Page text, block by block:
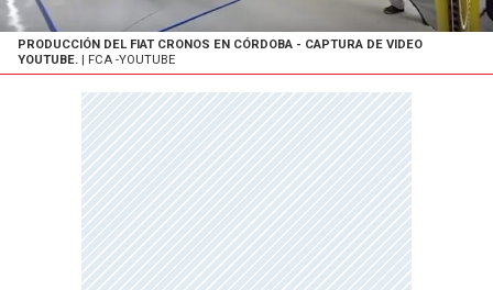
PRODUCCIÓN DEL FIAT CRONOS EN CÓRDOBA - CAPTURA DE VIDEO
YOUTUBE. | FCA -YOUTUBE